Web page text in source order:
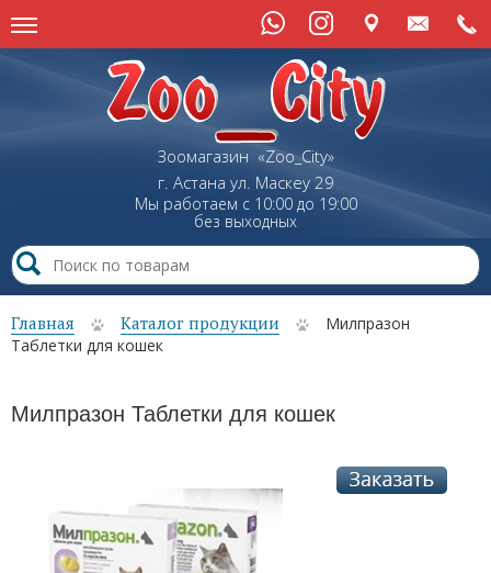
Зоомагазин «Zoo_City»
г. Астана ул. Маскеу29
Мы работаем с 10:00 до 19:00
без выходных
Главная Каталог продукции
Милпразон
Таблетки для кошек
Милпразон Таблетки для кошек